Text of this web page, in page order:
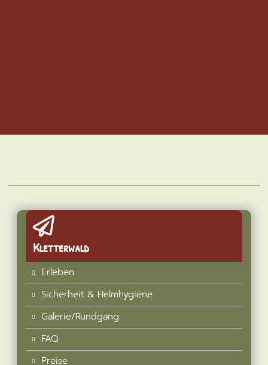
Kletterwald
Erleben
Sicherheit & Helmhygiene
Galerie/Rundgang
FAQ
Preise